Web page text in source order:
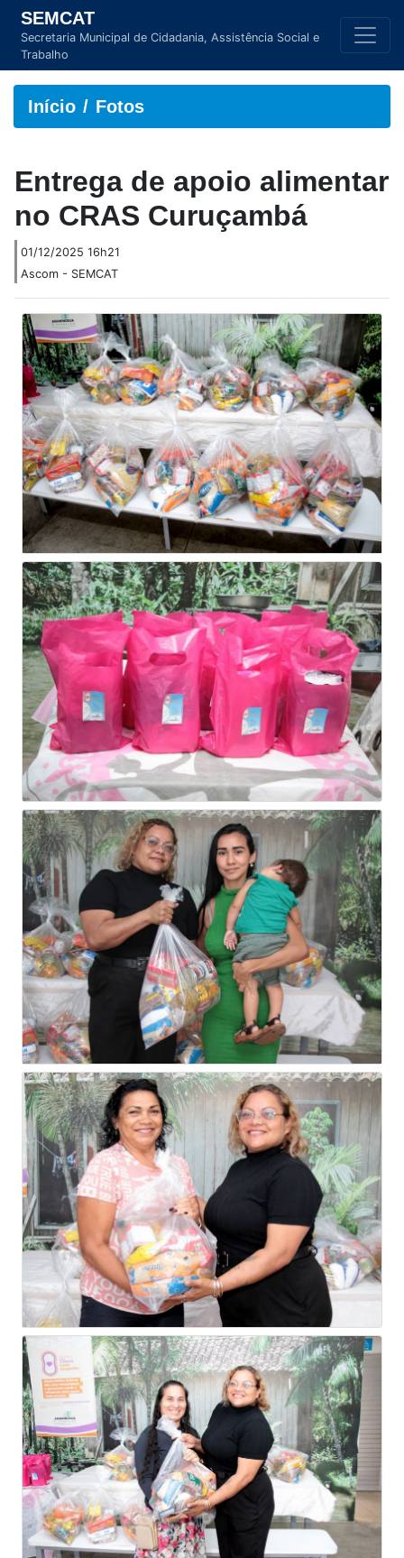
SEMCAT
Secretaria Municipal de Cidadania, Assistência Social e
Trabalho
Início Fotos
Entrega de apoio alimentar
no CRAS Curuçambá
01/12/2025 16h21
Ascom - SEMCAT